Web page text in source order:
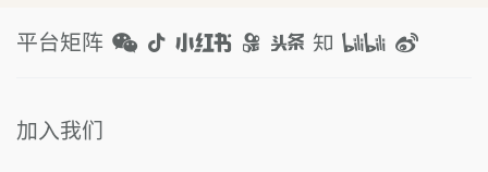
平台矩阵
加入我们